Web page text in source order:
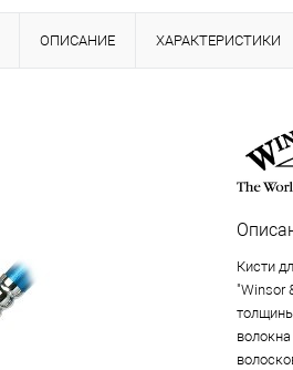
ОПИСАНИЕ ХАРАКТЕРИСТИКИ
Кисти
"Winsor